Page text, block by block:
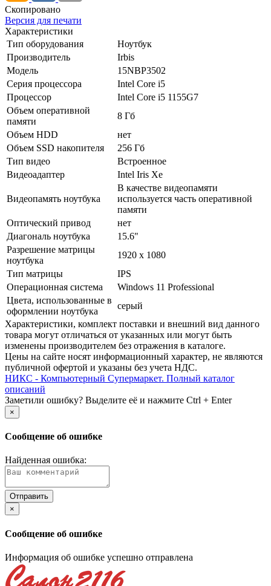
Скопировано
Версия для печати
Характеристики
Тип оборудования
Ноутбук
Производитель
Irbis
Модель
15NBP3502
Серия процессора
Intel Core i5
Процессор
Intel Core i5 1155G7
Объем оперативной
памяти
8 Гб
Объем HDD
нет
Объем SSD накопителя
256 Гб
Тип видео
Встроенное
Видеоадаптер
Intel Iris Xe
Видеопамять ноутбука
В качестве видеопамяти
используется часть оперативной
памяти
Оптический привод
нет
Диагональ ноутбука
15.6"
Разрешение матрицы
ноутбука
1920 x 1080
Тип матрицы
IPS
Операционная система
Windows 11 Professional
Цвета, использованные в
оформлении ноутбука
серый
Xарактеристики, комплект поставки и внешний вид данного
товара могут отличаться от указанных или могут быть
изменены производителем без отражения в каталоге.
Цены на сайте носят информационный характер, не являются
публичной офертой и указаны без учета НДС.
НИКС - Компьютерный Cупермаркет. Полный каталог
описаний
Заметили ошибку? Выделите её и нажмите Ctrl + Enter
×
Сообщение об ошибке
Найденная ошибка:
×
Сообщение об ошибке
Информация об ошибке успешно отправлена